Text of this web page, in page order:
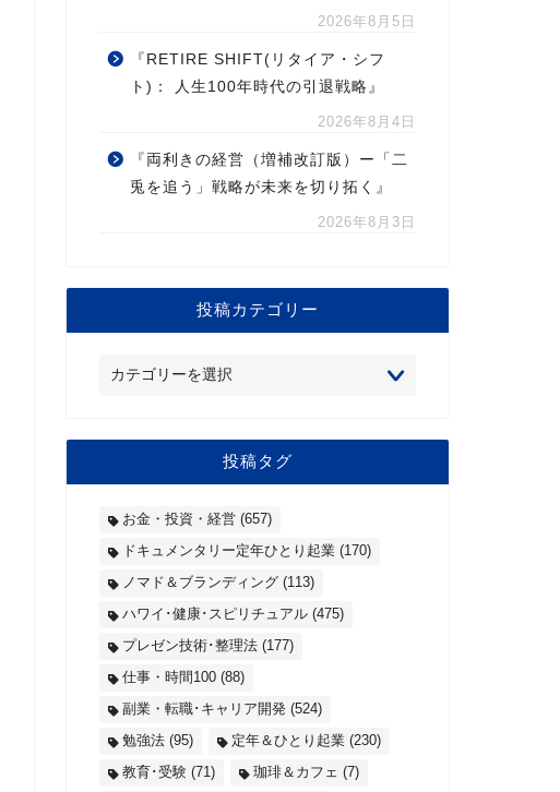
2026年8月5日
『RETIRE SHIFT(リタイア・シフ
ト)： 人生100年時代の引退戦略』
2026年8月4日
『両利きの経営（増補改訂版）ー「二
兎を追う」戦略が未来を切り拓く』
2026年8月3日
投稿カテゴリー
投稿タグ
お金・投資・経営(657)
ドキュメンタリー定年ひとり起業(170)
ノマド＆ブランディング(113)
ハワイ･健康･スピリチュアル(475)
プレゼン技術･整理法(177)
仕事・時間100(88)
副業・転職･キャリア開発(524)
勉強法(95) 定年＆ひとり起業(230)
教育･受験(71) 珈琲＆カフェ (7)